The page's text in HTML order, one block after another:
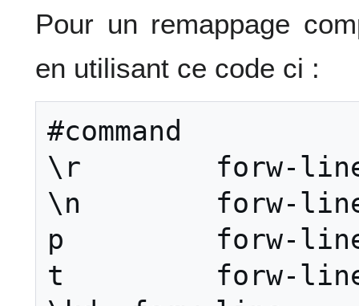
Pour un remappage
en utilisant ce code ci :
#command
\r        forw-
\n        forw-
p         forw-
t         forw-